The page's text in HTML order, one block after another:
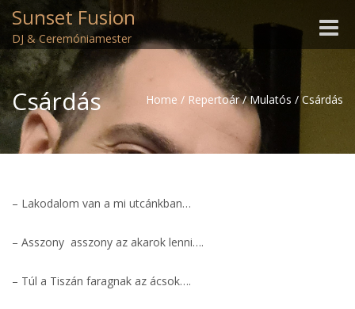
Sunset Fusion
DJ & Ceremóniamester
Toggle
Csárdás Home / Repertoár / Mulatós / Csárdás
– Lakodalom van a mi utcánkban…
– Asszony asszony az akarok lenni….
– Túl a Tiszán faragnak az ácsok….